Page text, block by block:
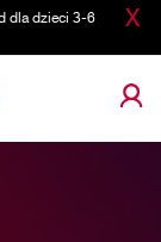
X
dla dzieci 3-6